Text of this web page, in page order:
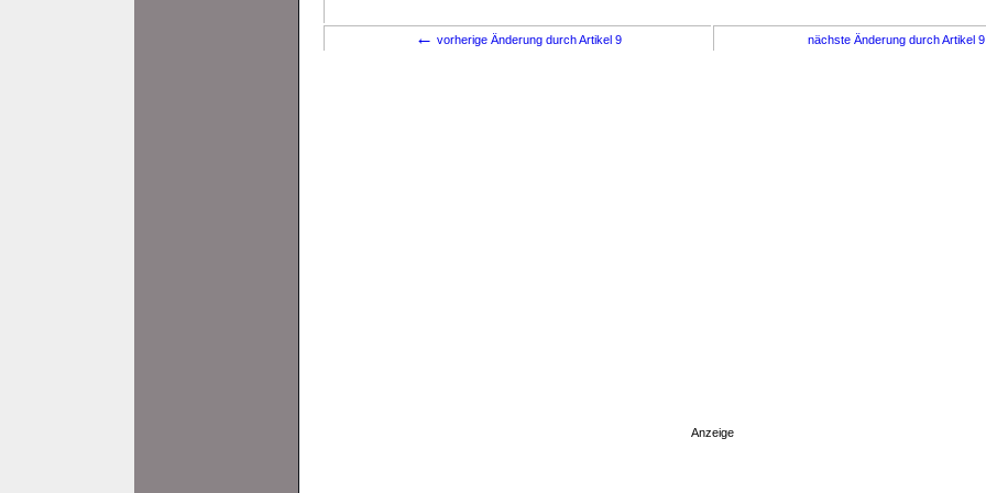
← vorherige Änderung durch Artikel 9 nächste Änderung durch Artikel
Anzeige